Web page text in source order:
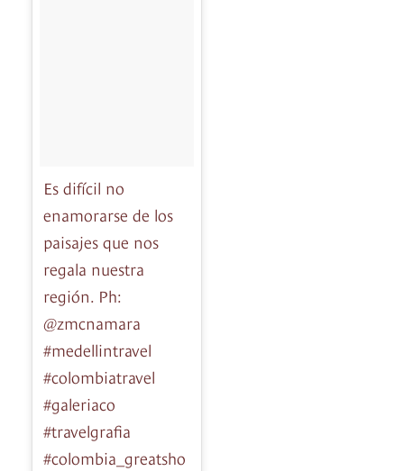
Es difícil no
enamorarse de los
paisajes que nos
regala nuestra
región. Ph:
@zmcnamara
#medellintravel
#colombiatravel
#galeriaco
#travelgrafia
#colombia_greatsho